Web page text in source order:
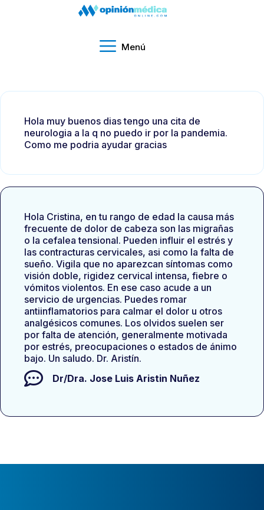
Menú
Hola muy buenos dias tengo una cita de
neurologia a la q no puedo ir por la pandemia.
Como me podria ayudar gracias
Hola Cristina, en tu rango de edad la causa más
frecuente de dolor de cabeza son las migrañas
o la cefalea tensional. Pueden influir el estrés y
las contracturas cervicales, asi como la falta de
sueño. Vigila que no aparezcan síntomas como
visión doble, rigidez cervical intensa, fiebre o
vómitos violentos. En ese caso acude a un
servicio de urgencias. Puedes romar
antiinflamatorios para calmar el dolor u otros
analgésicos comunes. Los olvidos suelen ser
por falta de atención, generalmente motivada
por estrés, preocupaciones o estados de ánimo
bajo. Un saludo. Dr. Aristín.
Dr/Dra. Jose Luis Aristin Nuñez